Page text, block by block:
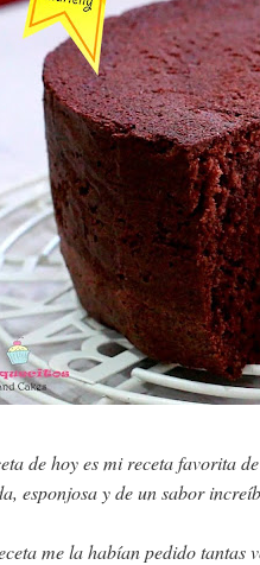
de hoy es mi receta favorita
esponjosa y de un sabor
me la habían pedido tantas